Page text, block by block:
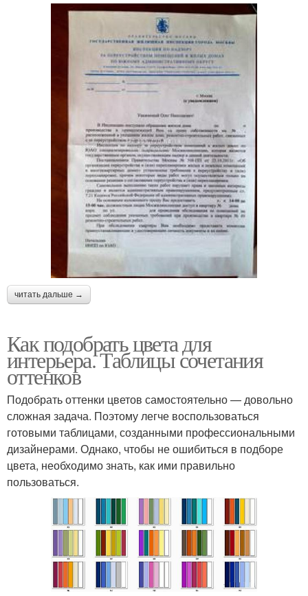
читать дальше →
Как подобрать цвета для
интерьера. Таблицы сочетания
оттенков
Подобрать оттенки цветов самостоятельно — довольно
сложная задача. Поэтому легче воспользоваться
готовыми таблицами, созданными профессиональными
дизайнерами. Однако, чтобы не ошибиться в подборе
цвета, необходимо знать, как ими правильно
пользоваться.